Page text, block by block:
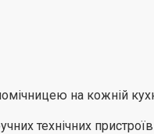
на кожній
технічних